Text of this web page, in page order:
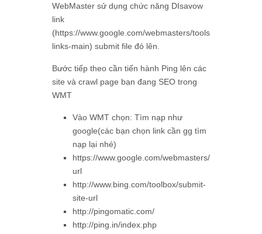
WebMaster sử dụng chức năng DIsavow
link
(https://www.google.com/webmasters/tools/disavow-
links-main) submit file đó lên.
Bước tiếp theo cần tiến hành Ping lên các
site và crawl page bạn đang SEO trong
WMT
Vào WMT chọn: Tìm nạp như
google(các bạn chọn link cần gg tìm
nạp lại nhé)
https://www.google.com/webmasters/tools/submit-
url
http://www.bing.com/toolbox/submit-
site-url
http://pingomatic.com/
http://ping.in/index.php